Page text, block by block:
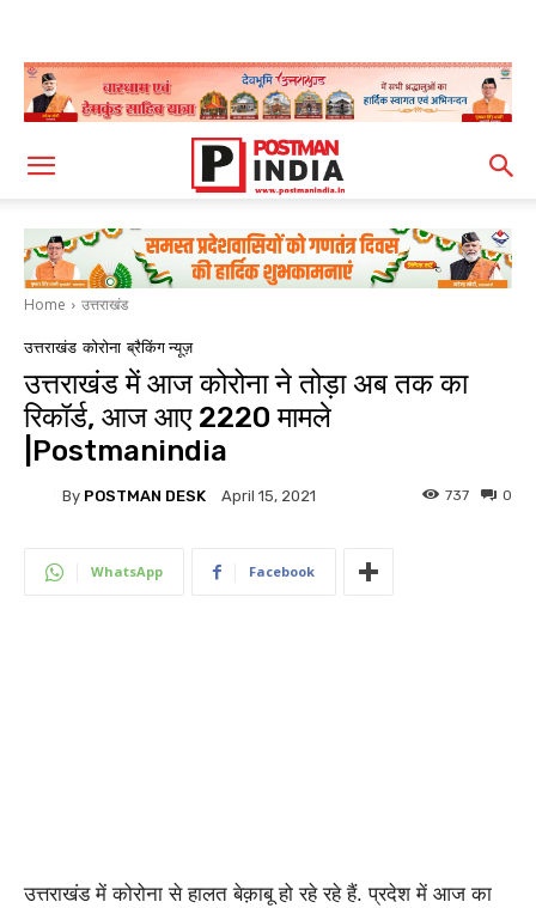
Home उत्तराखंड
उत्तराखंड कोरोना ब्रैकिंग न्यूज़
उत्तराखंड में आज कोरोना ने तोड़ा अब तक का
रिकॉर्ड, आज आए 2220 मामले
|Postmanindia
By POSTMAN DESK April 15, 2021 0
737
WhatsApp Facebook
उत्तराखंड में कोरोना से हालत बेक़ाबू हो रहे रहे हैं. प्रदेश में आज का